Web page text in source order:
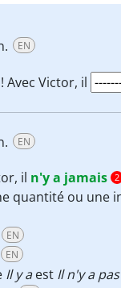
EN
Victor, il
EN
il n'y a jamais 2
quantité ou une
EN
EN
Il y aest Il n'y a pas